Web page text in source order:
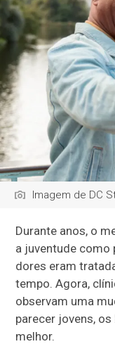
Imagem de DC
Durante anos, o
a juventude como
dores eram
tempo. Agora,
observam uma
parecer jovens,
melhor.